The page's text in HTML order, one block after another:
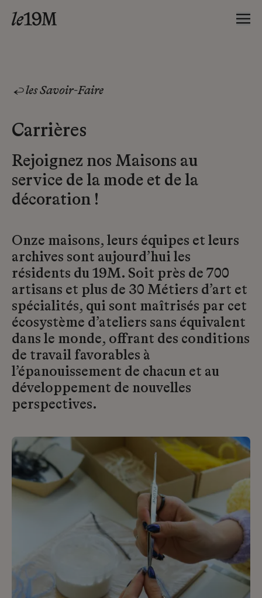
les Savoir-Faire
Carrières
Rejoignez nos Maisons au
service de la mode et de la
décoration !
Onze maisons, leurs équipes et leurs
archives sont aujourd’hui les
résidents du 19M. Soit près de 700
artisans et plus de 30 Métiers d’art et
spécialités, qui sont maîtrisés par cet
écosystème d’ateliers sans équivalent
dans le monde, offrant des conditions
de travail favorables à
l’épanouissement de chacun et au
développement de nouvelles
perspectives.